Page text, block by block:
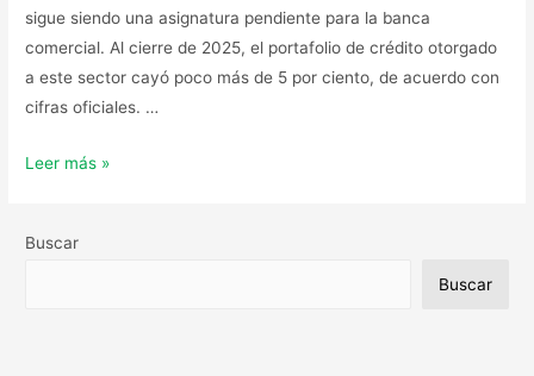
sigue siendo una asignatura pendiente para la banca
comercial. Al cierre de 2025, el portafolio de crédito otorgado
a este sector cayó poco más de 5 por ciento, de acuerdo con
cifras oficiales. …
Leer más »
Buscar
Buscar